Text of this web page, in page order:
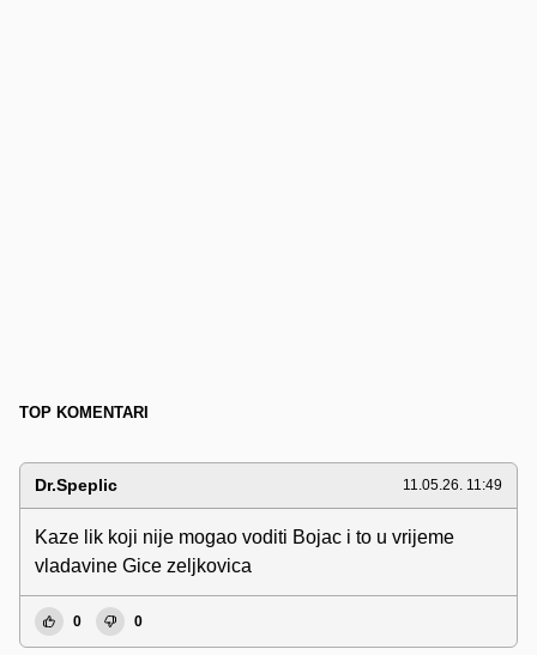
TOP KOMENTARI
Dr.Speplic 11.05.26. 11:49
Kaze lik koji nije mogao voditi Bojac i to u vrijeme
vladavine Gice zeljkovica
0 0